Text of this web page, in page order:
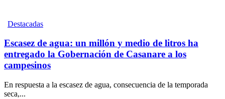
Destacadas
Escasez de agua: un millón y medio de litros ha
entregado la Gobernación de Casanare a los
campesinos
En respuesta a la escasez de agua, consecuencia de la temporada
seca,...